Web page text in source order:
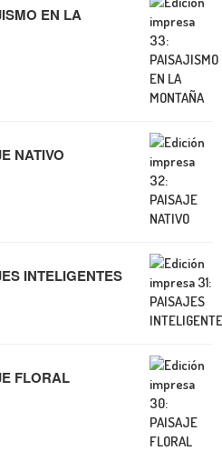
EN LA
NATIVO
INTELIGENTES
FLORAL